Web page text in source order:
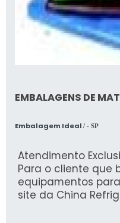
EMBALAGENS DE
Embalagem Ideal / - SP
Atendimento
Para o cliente que
equipamentos
site da China